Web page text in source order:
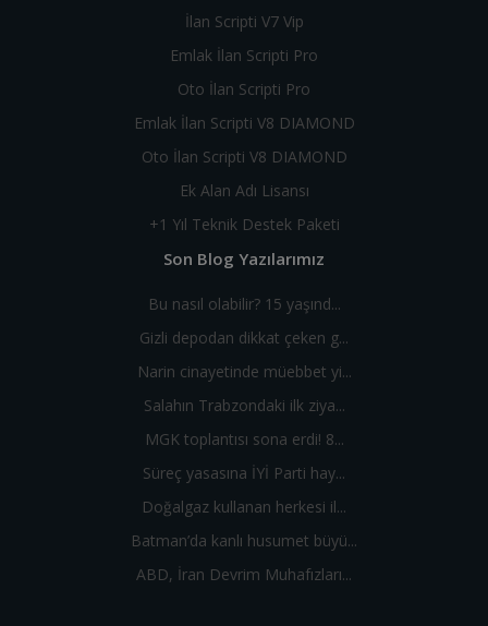
İlan Scripti V7 Vip
Emlak İlan Scripti Pro
Oto İlan Scripti Pro
Emlak İlan Scripti V8 DIAMOND
Oto İlan Scripti V8 DIAMOND
Ek Alan Adı Lisansı
+1 Yıl Teknik Destek Paketi
Son Blog Yazılarımız
Bu nasıl olabilir? 15 yaşınd...
Gizli depodan dikkat çeken g...
Narin cinayetinde müebbet yi...
Salahın Trabzondaki ilk ziya...
MGK toplantısı sona erdi! 8...
Süreç yasasına İYİ Parti hay...
Doğalgaz kullanan herkesi il...
Batman’da kanlı husumet büyü...
ABD, İran Devrim Muhafızları...